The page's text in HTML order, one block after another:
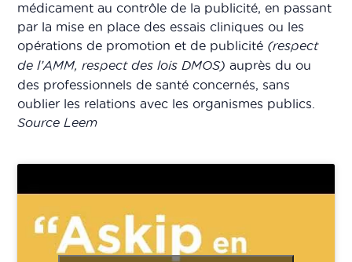
médicament au contrôle de la publicité, en passant
par la mise en place des essais cliniques ou les
opérations de promotion et de publicité (respect
de l’AMM, respect des lois DMOS) auprès du ou
des professionnels de santé concernés, sans
oublier les relations avec les organismes publics.
Source Leem